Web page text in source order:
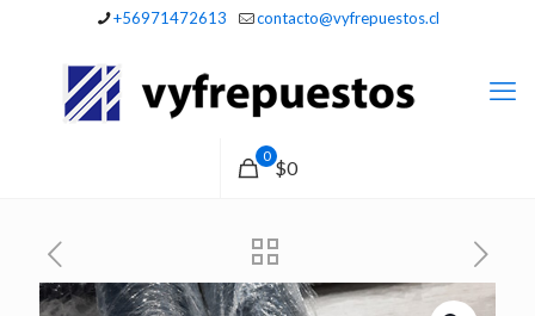
+56971472613 contacto@vyfrepuestos.cl
0
$0